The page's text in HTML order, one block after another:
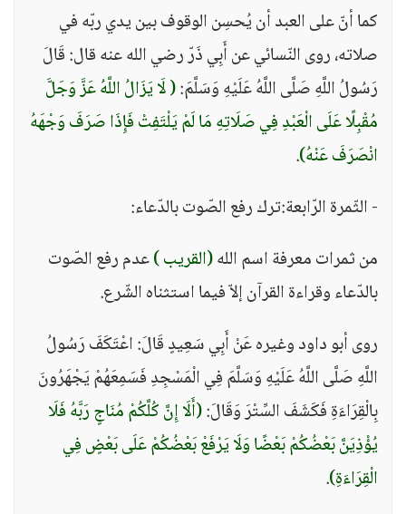
كما أنّ على العبد أن يُحسِن الوقوف بين يدي ربّه في
صلاته، روى النّسائي عن أَبِي ذَرّ رضي الله عنه قال: قَالَ
رَسُولُ اللَّهِ صَلَّى اللَّهُ عَلَيْهِ وَسَلَّمَ:( لَا يَزَالُ اللَّهُ عَزَّ وَجَلَّ
مُقْبِلًا عَلَى الْعَبْدِ فِي صَلَاتِهِ مَا لَمْ يَلْتَفِتْ فَإِذَا صَرَفَ وَجْهَهُ
انْصَرَفَ عَنْهُ).
- الثّمرة الرّابعة:ترك رفع الصّوت بالدّعاء:
من ثمرات معرفة اسم الله(القريب )عدم رفع الصّوت
بالدّعاء وقراءة القرآن إلاّ فيما استثناه الشّرع.
روى أبو داود وغيره عَنْ أَبِي سَعِيدٍ قَالَ: اعْتَكَفَ رَسُولُ
اللَّهِ صَلَّى اللَّهُ عَلَيْهِ وَسَلَّمَ فِي الْمَسْجِدِ فَسَمِعَهُمْ يَجْهَرُونَ
بِالْقِرَاءَةِ فَكَشَفَ السِّتْرَ وَقَالَ:(أَلَا إِنَّ كُلَّكُمْ مُنَاجٍ رَبَّهُ فَلَا
يُؤْذِيَنَّ بَعْضُكُمْ بَعْضًا وَلَا يَرْفَعْ بَعْضُكُمْ عَلَى بَعْضٍ فِي
الْقِرَاءَةِ).